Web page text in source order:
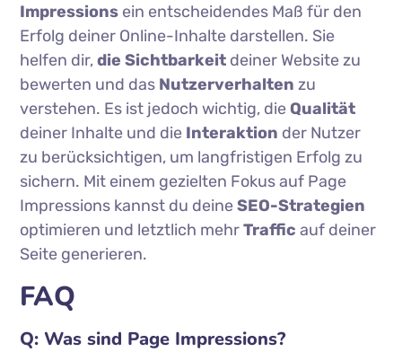
Impressions ein entscheidendes Maß für den
Erfolg deiner Online-Inhalte darstellen. Sie
helfen dir,die Sichtbarkeit deiner Website zu
bewerten und das Nutzerverhalten zu
verstehen. Es ist jedoch wichtig, dieQualität
deiner Inhalte und die Interaktion der Nutzer
zu berücksichtigen, um langfristigen Erfolg zu
sichern. Mit einem gezielten Fokus auf Page
Impressions kannst du deineSEO-Strategien
optimieren und letztlich mehrTraffic auf deiner
Seite generieren.
FAQ
Q: Was sind Page Impressions?